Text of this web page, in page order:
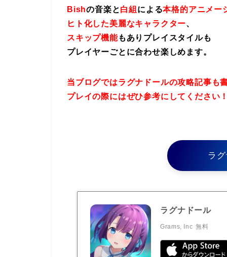
Bishの音楽と白組 による本格的アニメー
ヒト化した美麗なキャラクター、
スキップ機能もありプレイスタイルも
プレイヤーごとに合わせ楽しめます。
当ブログではラグナドールの攻略記事も
プレイの際にはぜひ参考にしてください
ラ
ラグナドール
Grams, Inc 無料